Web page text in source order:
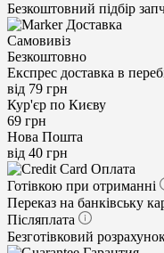
Безкоштовний підбір
Доставка
Самовивіз
Безкоштовно
Експрес доставка в
від 79 грн
Кур'єр по Києву
69 грн
Нова Пошта
від 40 грн
Оплата
Готівкою при отриманні
Переказ на банківську
Післяплата
Безготівковий